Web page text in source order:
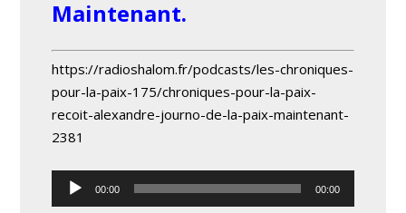
Maintenant.
https://radioshalom.fr/podcasts/les-chroniques-
pour-la-paix-175/chroniques-pour-la-paix-
recoit-alexandre-journo-de-la-paix-maintenant-
2381
Lecteur
audio
00:00 00:00